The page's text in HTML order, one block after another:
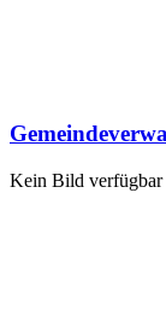
Kein Bild verfügbar